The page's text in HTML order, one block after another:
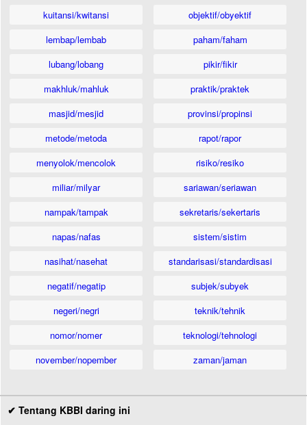
kuitansi/kwitansi
lembap/lembab
lubang/lobang
makhluk/mahluk
masjid/mesjid
metode/metoda
menyolok/mencolok
miliar/milyar
nampak/tampak
napas/nafas
nasihat/nasehat
negatif/negatip
negeri/negri
nomor/nomer
november/nopember
objektif/obyektif
paham/faham
pikir/fikir
praktik/praktek
provinsi/propinsi
rapot/rapor
risiko/resiko
sariawan/seriawan
sekretaris/sekertaris
sistem/sistim
standarisasi/standardisasi
subjek/subyek
teknik/tehnik
teknologi/tehnologi
zaman/jaman
✔ Tentang KBBI daring ini